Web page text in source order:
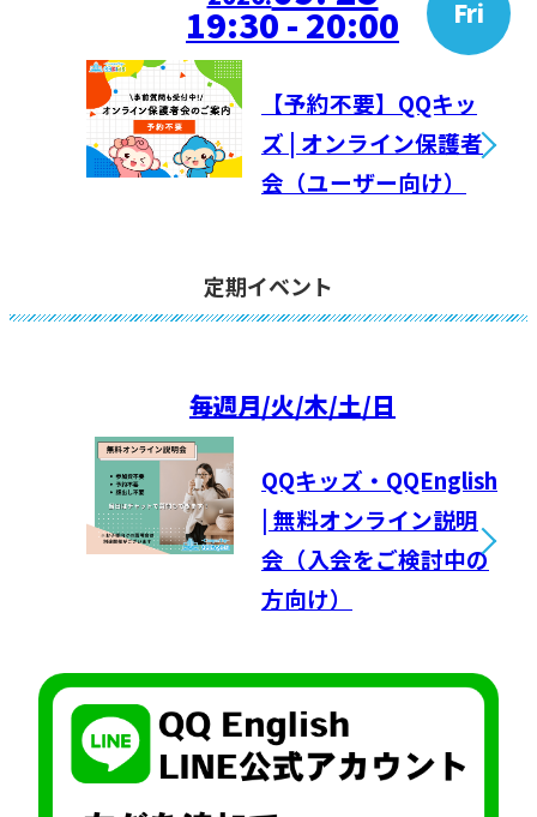
Fri
19:30 - 20:00
【予約不要】QQキッ
ズ | オンライン保護者
会（ユーザー向け）
定期イベント
毎週月/火/木/土/日
QQキッズ・QQEnglish
| 無料オンライン説明
会（入会をご検討中の
方向け）